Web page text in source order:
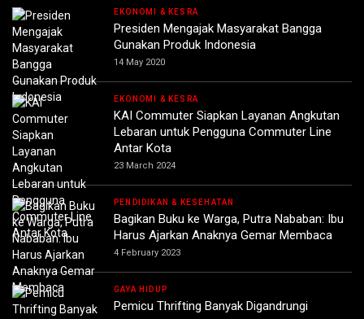
EKONOMI & KESRA
Presiden Mengajak Masyarakat Bangga
Gunakan Produk Indonesia
14 May 2020
EKONOMI & KESRA
KAI Commuter Siapkan Layanan Angkutan
Lebaran untuk Pengguna Commuter Line
Antar Kota
23 March 2024
PENDIDIKAN & KESEHATAN
Bagikan Buku ke Warga, Putra Nababan: Ibu
Harus Ajarkan Anaknya Gemar Membaca
4 February 2023
GAYA HIDUP
Pemicu Thrifting Banyak Digandrungi